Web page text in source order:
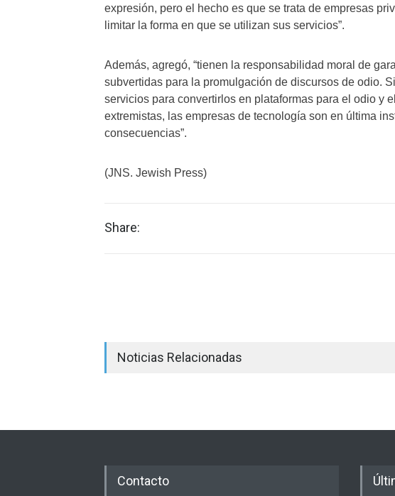
expresión, pero el hecho es que se trata de empresas
limitar la forma en que se utilizan sus servicios”.
Además, agregó, “tienen la responsabilidad moral de
subvertidas para la promulgación de discursos de odio.
servicios para convertirlos en plataformas para el odio y
extremistas, las empresas de tecnología son en última
consecuencias”.
(JNS. Jewish Press)
Share:
Noticias Relacionadas
Contacto